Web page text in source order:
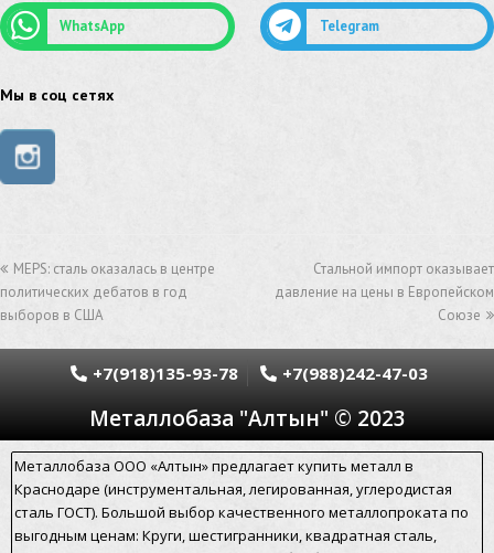
сетка из нержавеющей стали
швеллер стальной
швеллер нержавеющий
уголок нержавеющий
уголок из нержавеющей стали
уголок из нержавейки электросварная труба
электросварная труба гост
электросварная прямошовная труба
алюминиевый уголок алюминиевая сетка
WhatsApp Telegram
Мы в соц сетях
MEPS: cталь оказалась в центре
политических дебатов в год
выборов в США
Стальной импорт оказывает
давление на цены в Европейском
Союзе
Металлобаза "Алтын" © 2023
+7(918)135-93-78 +7(988)242-47-03
Металлобаза ООО «Алтын» предлагает купить металл в
Краснодаре (инструментальная, легированная, углеродистая
сталь ГОСТ). Большой выбор качественного металлопроката по
выгодным ценам: Круги, шестигранники, квадратная сталь,